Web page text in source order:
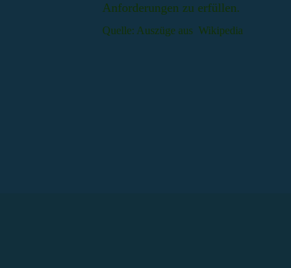
Anforderungen zu erfüllen.
Quelle: Auszüge aus Wikipedia